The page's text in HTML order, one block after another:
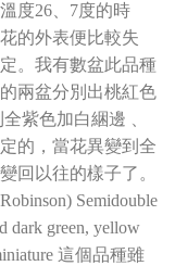
度26、7度的時
的外表便比較失
。我有數盆此品種
兩盆分別出桃紅色
紫色加白綑邊 、
的，當花異變到全
回以往的樣子了。
Semidouble
dark green, yellow
這個品種雖